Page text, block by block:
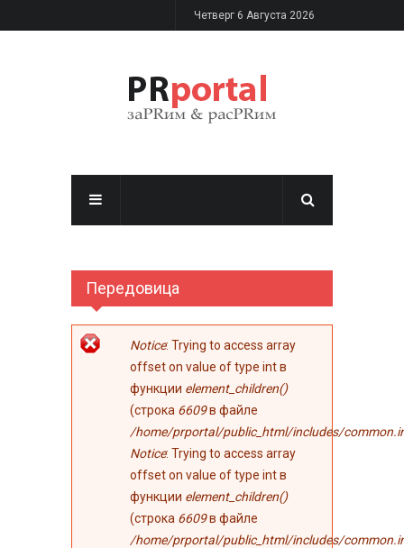
Перейти к основному содержаниюЧетверг 6 Августа 2026
Передовица
Сообщение об
ошибке
Notice: Trying to access array
offset on value of type int в
функции element_children()
(строка 6609в файле
/home/prportal/public_html/includes/
Notice: Trying to access array
offset on value of type int в
функции element_children()
(строка 6609в файле
/home/prportal/public_html/includes/